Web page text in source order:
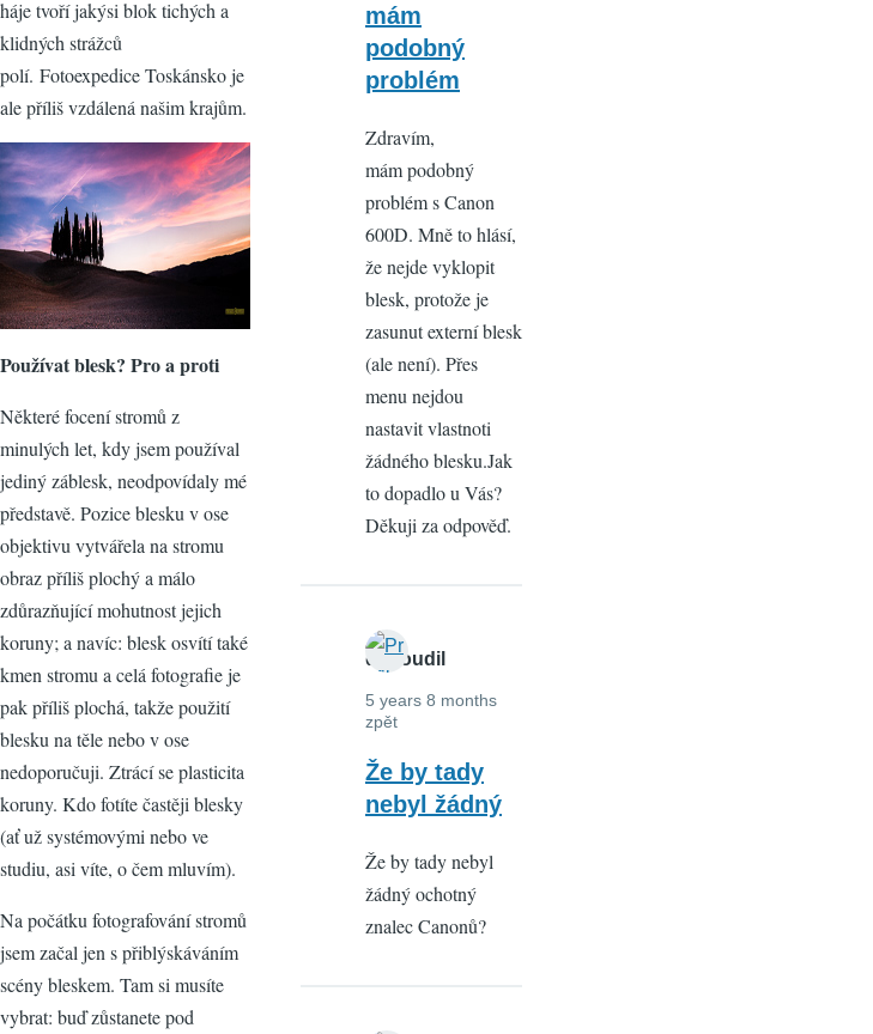
háje tvoří jakýsi blok tichých a
klidných strážců
polí. Fotoexpedice Toskánsko je
ale příliš vzdálená našim krajům.
Používat blesk? Pro a proti
Některé focení stromů z
minulých let, kdy jsem používal
jediný záblesk, neodpovídaly mé
představě. Pozice blesku v ose
objektivu vytvářela na stromu
obraz příliš plochý a málo
zdůrazňující mohutnost jejich
koruny; a navíc: blesk osvítí také
kmen stromu a celá fotografie je
pak příliš plochá, takže použití
blesku na těle nebo v ose
nedoporučuji. Ztrácí se plasticita
koruny. Kdo fotíte častěji blesky
(ať už systémovými nebo ve
studiu, asi víte, o čem mluvím).
Na počátku fotografování stromů
jsem začal jen s přiblýskáváním
scény bleskem. Tam si musíte
vybrat: buď zůstanete pod
mám
podobný
problém
Zdravím,
mám podobný
problém s Canon
600D. Mně to hlásí,
že nejde vyklopit
blesk, protože je
zasunut externí blesk
(ale není). Přes
menu nejdou
nastavit vlastnoti
žádného blesku.Jak
to dopadlo u Vás?
Děkuji za odpověď.
dosoudil
5 years 8 months
zpět
Že by tady
nebyl žádný
Že by tady nebyl
žádný ochotný
znalec Canonů?